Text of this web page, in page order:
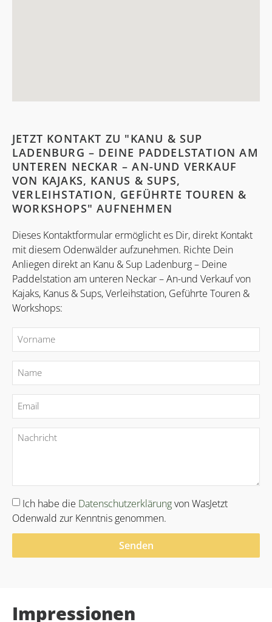
JETZT KONTAKT ZU "KANU & SUP
LADENBURG – DEINE PADDELSTATION AM
UNTEREN NECKAR – AN-UND VERKAUF
VON KAJAKS, KANUS & SUPS,
VERLEIHSTATION, GEFÜHRTE TOUREN &
WORKSHOPS" AUFNEHMEN
Dieses Kontaktformular ermöglicht es Dir, direkt Kontakt
mit diesem Odenwälder aufzunehmen. Richte Dein
Anliegen direkt an Kanu & Sup Ladenburg – Deine
Paddelstation am unteren Neckar – An-und Verkauf von
Kajaks, Kanus & Sups, Verleihstation, Geführte Touren &
Workshops:
Ich habe die Datenschutzerklärungvon WasJetzt
Odenwald zur Kenntnis genommen.
Senden
Impressionen